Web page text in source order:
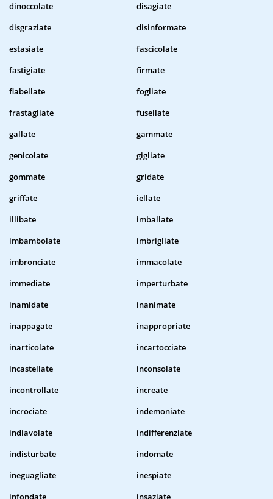
dinoccolate
disagiate
disgraziate
disinformate
estasiate
fascicolate
fastigiate
firmate
flabellate
fogliate
frastagliate
fusellate
gallate
gammate
genicolate
gigliate
gommate
gridate
griffate
iellate
illibate
imballate
imbambolate
imbrigliate
imbronciate
immacolate
immediate
imperturbate
inamidate
inanimate
inappagate
inappropriate
inarticolate
incartocciate
incastellate
inconsolate
incontrollate
increate
incrociate
indemoniate
indiavolate
indifferenziate
indisturbate
indomate
ineguagliate
inespiate
infondate
insaziate